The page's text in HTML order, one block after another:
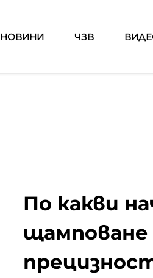
НОВИНИ ЧЗВ
По какви